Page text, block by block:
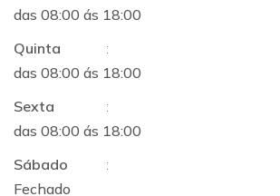
das 08:00 ás 18:00
Quinta
:
das 08:00 ás 18:00
Sexta
:
das 08:00 ás 18:00
Sábado
:
Fechado